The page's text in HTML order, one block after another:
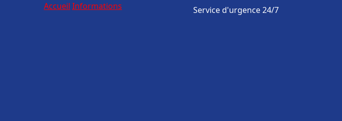
Accueil Informations
Service d'urgence 24/7